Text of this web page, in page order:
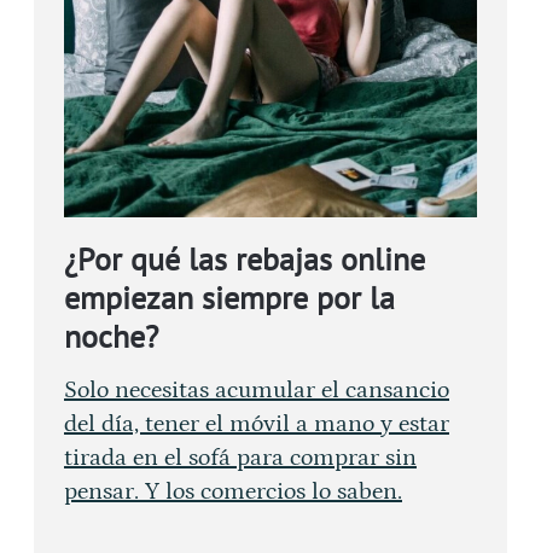
¿Por qué las rebajas online
empiezan siempre por la
noche?
Solo necesitas acumular el cansancio
del día, tener el móvil a mano y estar
tirada en el sofá para comprar sin
pensar. Y los comercios lo saben.